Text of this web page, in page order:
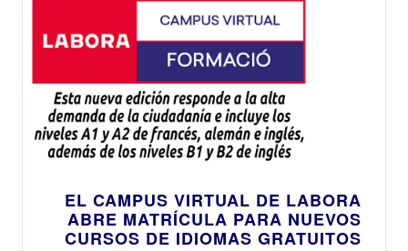
EL CAMPUS VIRTUAL DE LABORA
ABRE MATRÍCULA PARA NUEVOS
CURSOS DE IDIOMAS GRATUITOS